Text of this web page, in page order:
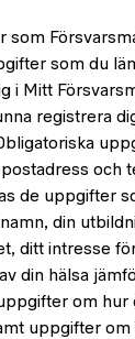
som
som du
i Mitt
registrera
och
de uppgifter
din
ditt intresse
din hälsa
om hur
uppgifter